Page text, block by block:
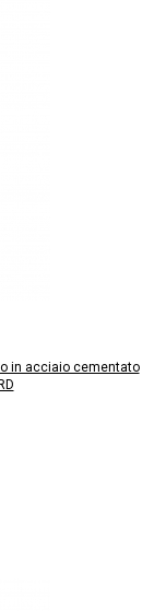
in acciaio cementato